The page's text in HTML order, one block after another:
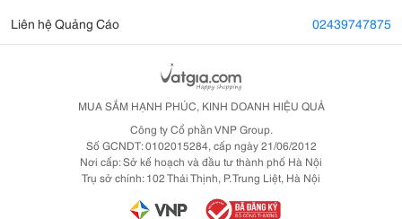
Liên hệ Quảng Cáo 02439747875
MUA SẮM HẠNH PHÚC, KINH DOANH HIỆU QUẢ
Công ty Cổ phần VNP Group.
Số GCNDT: 0102015284, cấp ngày 21/06/2012
Nơi cấp: Sở kế hoạch và đầu tư thành phố Hà Nội
Trụ sở chính: 102 Thái Thịnh, P. Trung Liệt, Hà Nội